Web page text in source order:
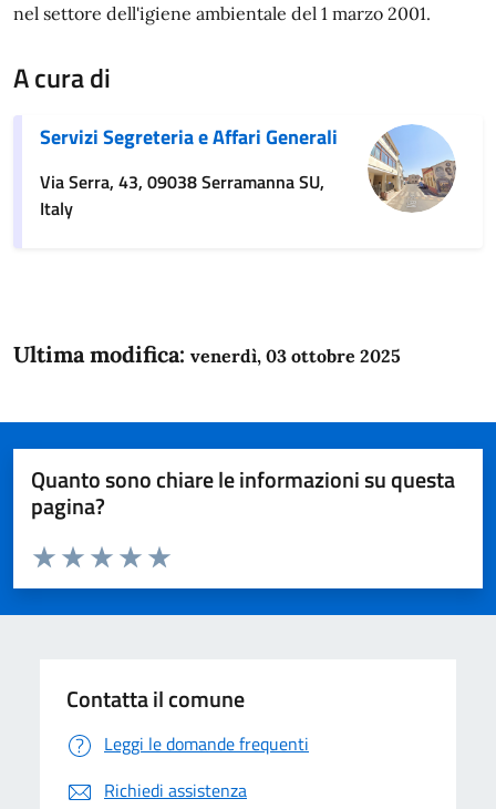
nel settore dell'igiene ambientale del 1 marzo 2001.
A cura di
Servizi Segreteria e Affari Generali
Via Serra, 43, 09038 Serramanna SU,
Italy
Ultima modifica: venerdì, 03 ottobre 2025
Quanto sono chiare le informazioni su questa
pagina?
Domanda
Valuta da 1 a 5 stelle la pagina
Valuta 5 stelle su 5
Valuta 4 stelle su 5
Valuta 3 stelle su 5
Valuta 2 stelle su 5
Valuta 1 stelle su 5
Contatta il comune
Leggi le domande frequenti
Richiedi assistenza